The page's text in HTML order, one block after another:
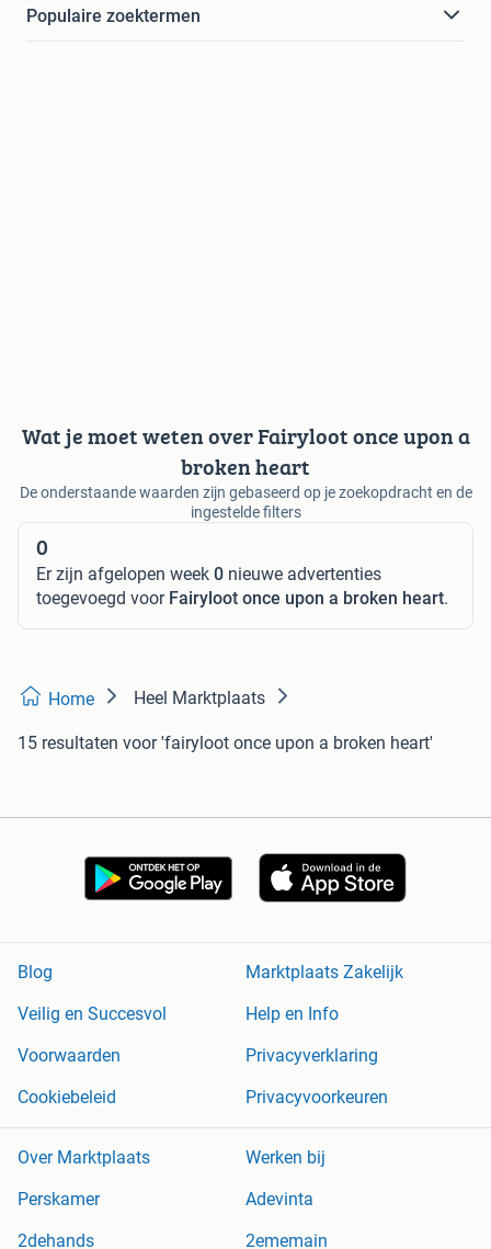
Populaire zoektermen
Wat je moet weten over Fairyloot once upon a
broken heart
De onderstaande waarden zijn gebaseerd op je zoekopdracht en de
ingestelde filters
0
Er zijn afgelopen week 0 nieuwe advertenties
toegevoegd voor Fairyloot once upon a broken heart.
Home Heel Marktplaats
15 resultaten voor 'fairyloot once upon a broken heart'
Blog
Marktplaats Zakelijk
Veilig en Succesvol
Help en Info
Voorwaarden
Privacyverklaring
Cookiebeleid
Privacyvoorkeuren
Over Marktplaats
Werken bij
Perskamer
Adevinta
2dehands
2ememain